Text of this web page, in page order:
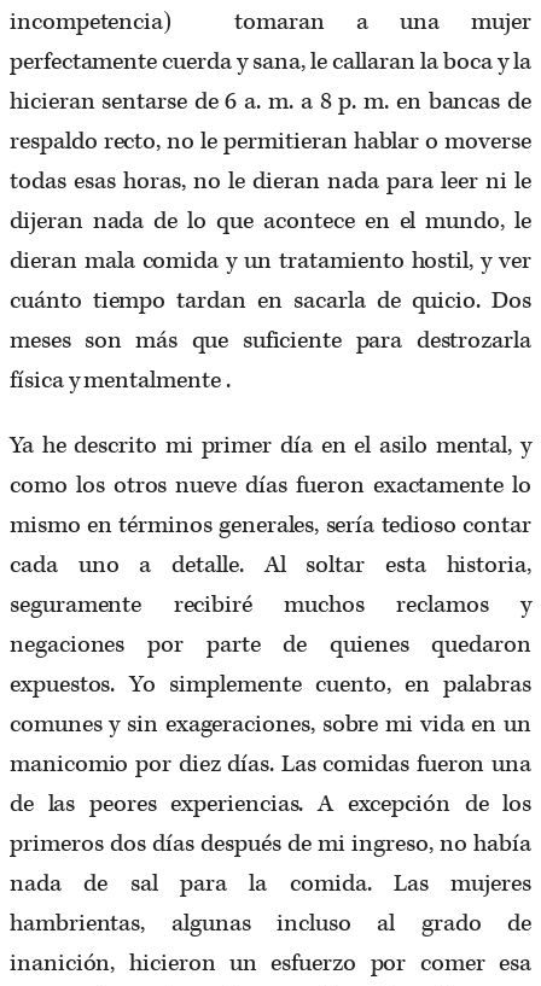
incompetencia) tomaran a una mujer
perfectamente cuerda y sana, le callaran la boca y la
hicieran sentarse de 6 a. m. a 8 p. m. en bancas de
respaldo recto, no le permitieran hablar o moverse
todas esas horas, no le dieran nada para leer ni le
dijeran nada de lo que acontece en el mundo, le
dieran mala comida y un tratamiento hostil, y ver
cuánto tiempo tardan en sacarla de quicio. Dos
meses son más que suficiente para destrozarla
física y mentalmente .
Ya he descrito mi primer día en el asilo mental, y
como los otros nueve días fueron exactamente lo
mismo en términos generales, sería tedioso contar
cada uno a detalle. Al soltar esta historia,
seguramente recibiré muchos reclamos y
negaciones por parte de quienes quedaron
expuestos. Yo simplemente cuento, en palabras
comunes y sin exageraciones, sobre mi vida en un
manicomio por diez días. Las comidas fueron una
de las peores experiencias. A excepción de los
primeros dos días después de mi ingreso, no había
nada de sal para la comida. Las mujeres
hambrientas, algunas incluso al grado de
inanición, hicieron un esfuerzo por comer esa